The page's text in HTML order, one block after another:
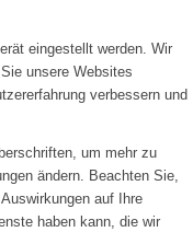
eingestellt werden. Wir
unsere Websites
verbessern und
um mehr zu
ändern. Beachten Sie,
auf Ihre
haben kann, die wir